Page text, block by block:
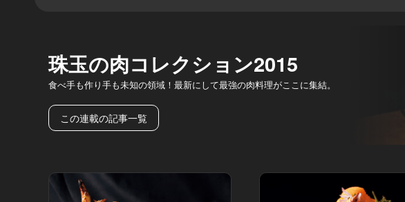
珠玉の肉コレクション2015
食べ手も作り手も未知の領域！最新にして最強の肉料理がここに集結。
この連載の記事一覧